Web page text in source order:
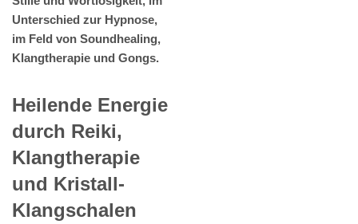
Unterschied zur Hypnose,
im Feld von Soundhealing,
Klangtherapie und Gongs.
Heilende Energie
durch Reiki,
Klangtherapie
und Kristall-
Klangschalen